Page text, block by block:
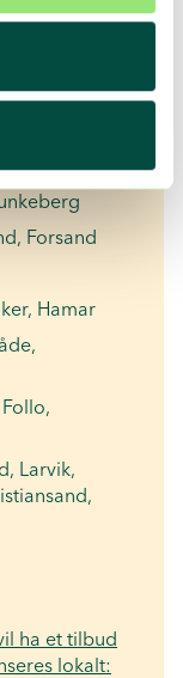
Halsnøy,
Forsand
Hamar
Larvik,
ha et tilbud
lokalt: